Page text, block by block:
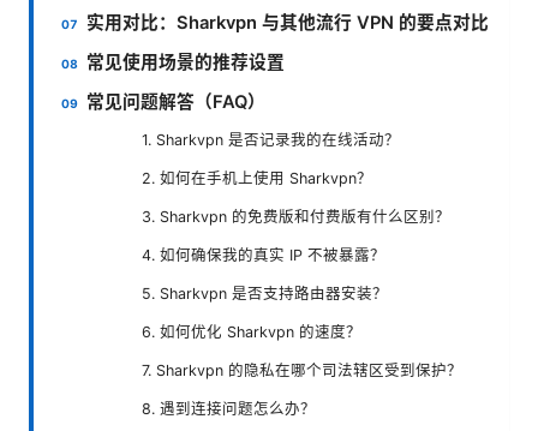
实用对比：Sharkvpn 与其他流行 VPN 的要点对比
常见使用场景的推荐设置
常见问题解答（FAQ）
1. Sharkvpn 是否记录我的在线活动？
2. 如何在手机上使用 Sharkvpn？
3. Sharkvpn 的免费版和付费版有什么区别？
4. 如何确保我的真实 IP 不被暴露？
5. Sharkvpn 是否支持路由器安装？
6. 如何优化 Sharkvpn 的速度？
7. Sharkvpn 的隐私在哪个司法辖区受到保护？
8. 遇到连接问题怎么办？